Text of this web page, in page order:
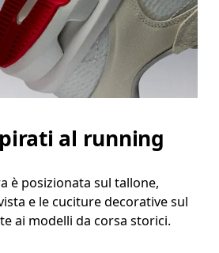
al running
è posizionata sul tallone,
e le cuciture decorative sul
ai modelli da corsa storici.